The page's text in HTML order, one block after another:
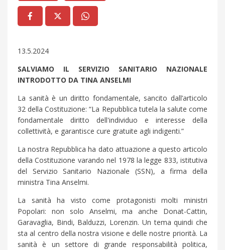
13.5.2024
SALVIAMO IL SERVIZIO SANITARIO NAZIONALE
INTRODOTTO DA TINA ANSELMI
La sanità è un diritto fondamentale, sancito dall’articolo
32 della Costituzione: “La Repubblica tutela la salute come
fondamentale diritto dell'individuo e interesse della
collettività, e garantisce cure gratuite agli indigenti.”
La nostra Repubblica ha dato attuazione a questo articolo
della Costituzione varando nel 1978 la legge 833, istitutiva
del Servizio Sanitario Nazionale (SSN), a firma della
ministra Tina Anselmi.
La sanità ha visto come protagonisti molti ministri
Popolari: non solo Anselmi, ma anche Donat-Cattin,
Garavaglia, Bindi, Balduzzi, Lorenzin. Un tema quindi che
sta al centro della nostra visione e delle nostre priorità. La
sanità è un settore di grande responsabilità politica,